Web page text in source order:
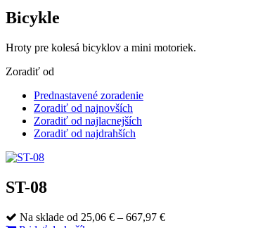
Bicykle
Hroty pre kolesá bicyklov a mini motoriek.
Zoradiť od
Prednastavené zoradenie
Zoradiť od najnovších
Zoradiť od najlacnejších
Zoradiť od najdrahších
ST-08
Na sklade od 25,06 € – 667,97 €Price